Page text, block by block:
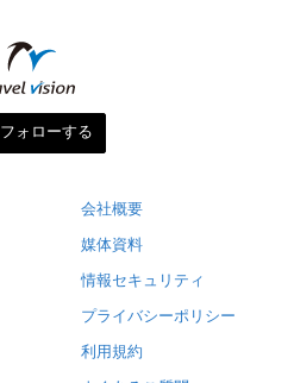
フォローする
会社概要
媒体資料
情報セキュリティ
プライバシーポリシー
利用規約